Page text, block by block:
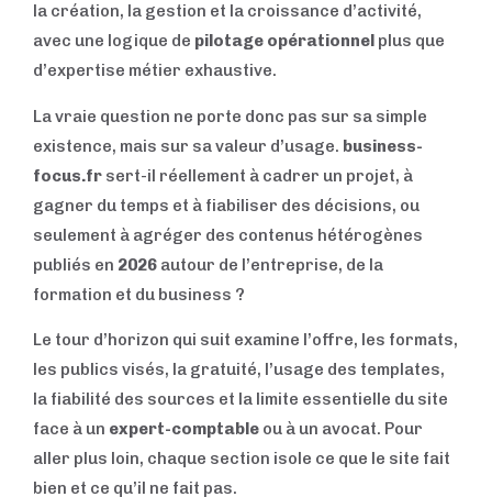
la création, la gestion et la croissance d’activité,
avec une logique de pilotage opérationnel plus que
d’expertise métier exhaustive.
La vraie question ne porte donc pas sur sa simple
existence, mais sur sa valeur d’usage. business-
focus.fr sert-il réellement à cadrer un projet, à
gagner du temps et à fiabiliser des décisions, ou
seulement à agréger des contenus hétérogènes
publiés en 2026 autour de l’entreprise, de la
formation et du business ?
Le tour d’horizon qui suit examine l’offre, les formats,
les publics visés, la gratuité, l’usage des templates,
la fiabilité des sources et la limite essentielle du site
face à un expert-comptable ou à un avocat. Pour
aller plus loin, chaque section isole ce que le site fait
bien et ce qu’il ne fait pas.